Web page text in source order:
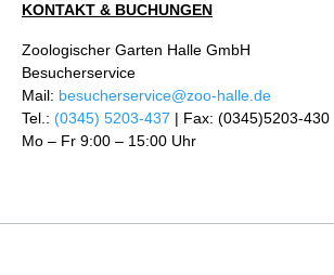
KONTAKT & BUCHUNGEN
Zoologischer Garten Halle GmbH
Besucherservice
Mail: besucherservice@zoo-halle.de
Tel.: (0345) 5203-437 | Fax: (0345)5203-430
Mo – Fr 9:00 – 15:00 Uhr